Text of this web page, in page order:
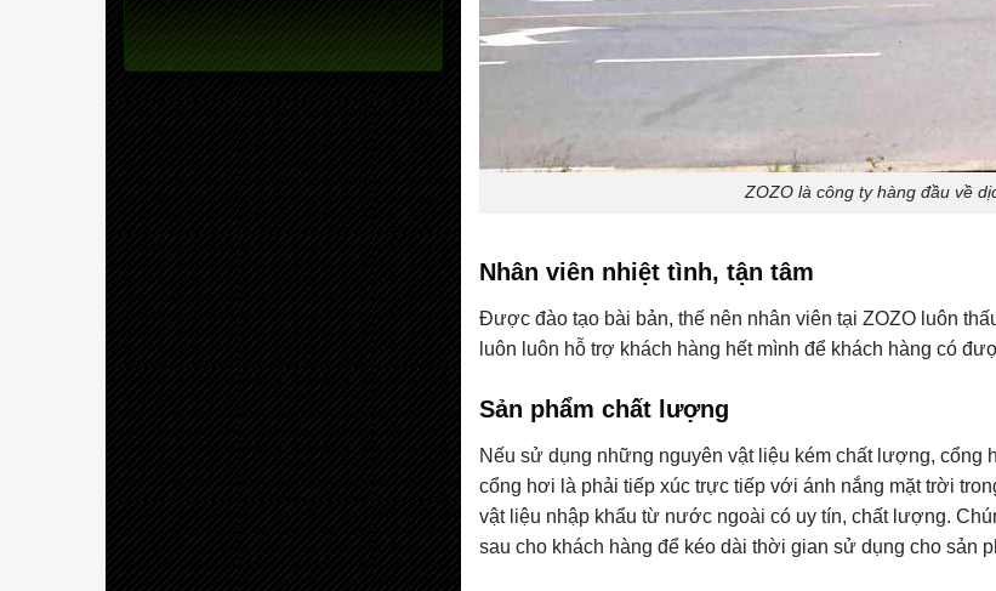
ZOZO là công ty hàng đầu về
Nhân viên nhiệt tình, tận tâm
Được đào tạo bài bản, thế nên nhân viên tại ZOZO luôn
luôn luôn hỗ trợ khách hàng hết mình để khách hàng có
Sản phẩm chất lượng
Nếu sử dụng những nguyên vật liệu kém chất lượng,
cổng hơi là phải tiếp xúc trực tiếp với ánh nắng mặt trời
vật liệu nhập khẩu từ nước ngoài có uy tín, chất lượng.
sau cho khách hàng để kéo dài thời gian sử dụng cho sản